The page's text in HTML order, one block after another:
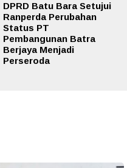
DPRD Batu Bara Setujui
Ranperda Perubahan
Status PT
Pembangunan Batra
Berjaya Menjadi
Perseroda